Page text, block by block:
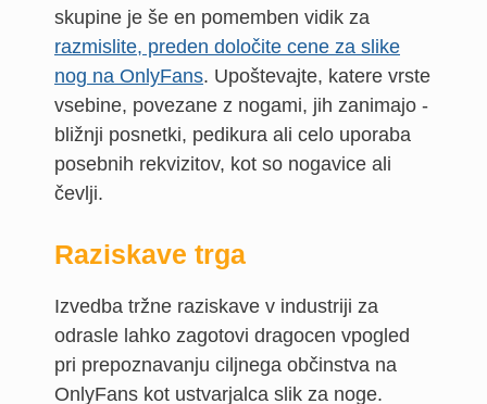
skupine je še en pomemben vidik za
razmislite, preden določite cene za slike
nog na OnlyFans. Upoštevajte, katere vrste
vsebine, povezane z nogami, jih zanimajo -
bližnji posnetki, pedikura ali celo uporaba
posebnih rekvizitov, kot so nogavice ali
čevlji.
Raziskave trga
Izvedba tržne raziskave v industriji za
odrasle lahko zagotovi dragocen vpogled
pri prepoznavanju ciljnega občinstva na
OnlyFans kot ustvarjalca slik za noge.